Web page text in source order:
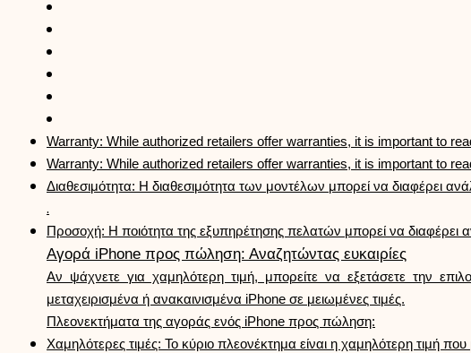
Warranty: While authorized retailers offer warranties, it is important to
Warranty: While authorized retailers offer warranties, it is important to
Διαθεσιμότητα: Η διαθεσιμότητα των μοντέλων μπορεί να διαφέρει
.
Προσοχή: Η ποιότητα της εξυπηρέτησης πελατών μπορεί να διαφέρει
Αγορά iPhone προς πώληση: Αναζητώντας ευκαιρίες
Αν ψάχνετε για χαμηλότερη τιμή, μπορείτε να εξετάσετε την
μεταχειρισμένα ή ανακαινισμένα iPhone σε μειωμένες τιμές.
Πλεονεκτήματα της αγοράς ενός iPhone προς πώληση:
Χαμηλότερες τιμές: Το κύριο πλεονέκτημα είναι η χαμηλότερη τιμή